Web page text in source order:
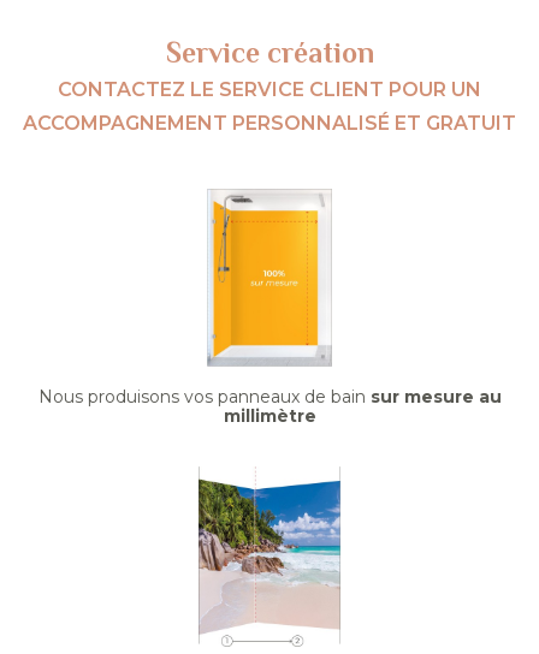
Service création
CONTACTEZ LE SERVICE CLIENT POUR UN
ACCOMPAGNEMENT PERSONNALISÉ ET GRATUIT
Nous produisons vos panneaux de bain sur mesure au
millimètre